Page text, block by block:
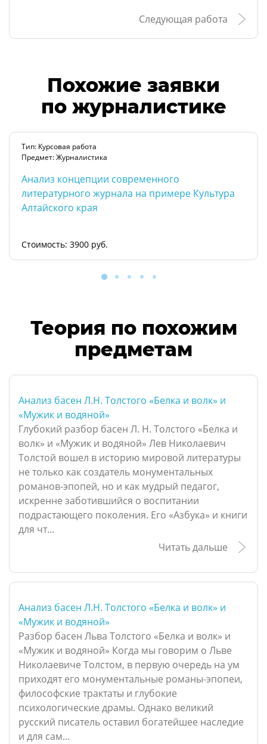
Следующая работа
Похожие заявки
по журналистике
Тип: Курсовая работа
Предмет: Журналистика
Анализ концепции современного
литературного журнала на примере Культура
Алтайского края
Стоимость: 3900 руб.
Теория по похожим
предметам
Анализ басен Л.Н. Толстого «Белка и волк» и
«Мужик и водяной»
Глубокий разбор басен Л. Н. Толстого «Белка и
волк» и «Мужик и водяной» Лев Николаевич
Толстой вошел в историю мировой литературы
не только как создатель монументальных
романов-эпопей, но и как мудрый педагог,
искренне заботившийся о воспитании
подрастающего поколения. Его «Азбука» и книги
для чт...
Читать дальше
Анализ басен Л.Н. Толстого «Белка и волк» и
«Мужик и водяной»
Разбор басен Льва Толстого «Белка и волк» и
«Мужик и водяной» Когда мы говорим о Льве
Николаевиче Толстом, в первую очередь на ум
приходят его монументальные романы-эпопеи,
философские трактаты и глубокие
психологические драмы. Однако великий
русский писатель оставил богатейшее наследие
и для сам...